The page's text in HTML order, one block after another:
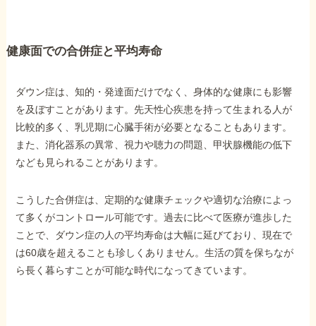
健康面での合併症と平均寿命
ダウン症は、知的・発達面だけでなく、身体的な健康にも影響
を及ぼすことがあります。先天性心疾患を持って生まれる人が
比較的多く、乳児期に心臓手術が必要となることもあります。
また、消化器系の異常、視力や聴力の問題、甲状腺機能の低下
なども見られることがあります。
こうした合併症は、定期的な健康チェックや適切な治療によっ
て多くがコントロール可能です。過去に比べて医療が進歩した
ことで、ダウン症の人の平均寿命は大幅に延びており、現在で
は60歳を超えることも珍しくありません。生活の質を保ちなが
ら長く暮らすことが可能な時代になってきています。